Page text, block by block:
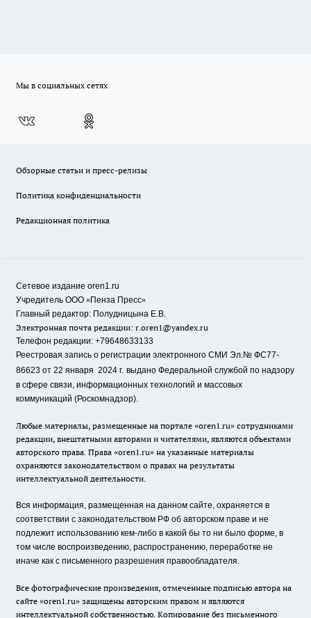
Мы в социальных сетях
Обзорные статьи и пресс-релизы
Политика конфиденциальности
Редакционная политика
Сетевое издание oren1.ru
Учредитель ООО «Пенза Пресс»
Главный редактор: Полудницына Е.В.
Электронная почта редакции: r.oren1@yandex.ru
Телефон редакции: +79648633133
Реестровая запись о регистрации электронного СМИ Эл.№ ФС77-
86623 от 22 января 2024 г. выдано Федеральной службой по надзору
в сфере связи, информационных технологий и массовых
коммуникаций (Роскомнадзор).
Любые материалы, размещенные на портале «oren1.ru» сотрудниками
редакции, внештатными авторами и читателями, являются объектами
авторского права. Права «oren1.ru» на указанные материалы
охраняются законодательством о правах на результаты
интеллектуальной деятельности.
Вся информация, размещенная на данном сайте, охраняется в
соответствии с законодательством РФ об авторском праве и не
подлежит использованию кем-либо в какой бы то ни было форме, в
том числе воспроизведению, распространению, переработке не
иначе как с письменного разрешения правообладателя.
Все фотографические произведения, отмеченные подписью автора на
сайте «oren1.ru» защищены авторским правом и являются
интеллектуальной собственностью. Копирование без письменного